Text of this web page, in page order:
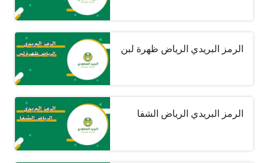
الرمز البريدي الرياض ظهرة لبن
الرمز البريدي الرياض الشفا